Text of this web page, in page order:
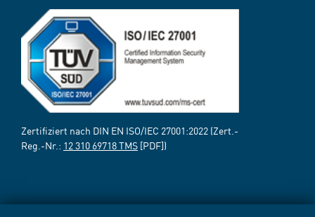
Zertifiziert nach DIN EN ISO/IEC 27001:2022 (Zert.-
Reg.-Nr.: 12 310 69718 TMS [PDF])